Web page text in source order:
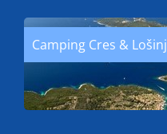
Camping Cres & Lošinj